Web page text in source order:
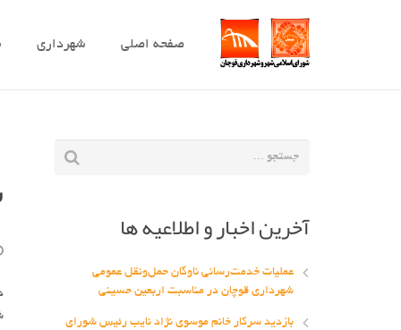
صفحه اصلی شهرداری
آخرین اخبار و اطلاعیه ها
عملیات خدمت‌رسانی ناوگان حمل‌ونقل عمومی
شهرداری قوچان در مناسبت اربعین حسینی
بازدید سرکار خانم موسوی نژاد نایب رئیس شورای